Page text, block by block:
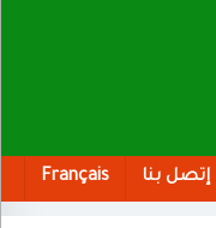
إتصل بنا Français